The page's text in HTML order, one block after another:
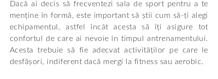
Dacă ai decis să frecventezi sala de sport pentru a te
menține în formă, este important să știi cum să-ți alegi
echipamentul, astfel încât acesta să îți asigure tot
confortul de care ai nevoie în timpul antrenamentului.
Acesta trebuie să fie adecvat activităților pe care le
desfășori, indiferent dacă mergi la fitness sau aerobic.